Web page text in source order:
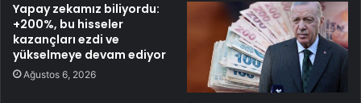
Yapay zekamız biliyordu:
+200%, bu hisseler
kazançları ezdi ve
yükselmeye devam ediyor
Ağustos 6, 2026